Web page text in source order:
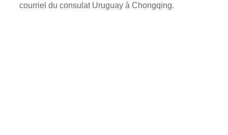
courriel du consulat Uruguay à Chongqing.